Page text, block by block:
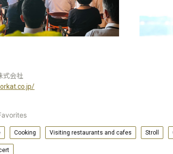
式会社
Cooking Visiting restaurants and cafes Stroll